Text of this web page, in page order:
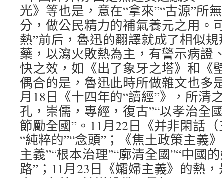
光》等也是，意在“拿來”“古源”所
分，做公民精力的補氣養元之用。
熱”前后，魯迅的翻譯就成了相似
藥，以瀉火敗熱為主，有警示病證
快之效，如《出了象牙之塔》和《
偶合的是，魯迅此時所做雜文也多
月18日《十四年的“讀經”》，所清
孔，崇儒，專經，復古”“以孝治全
節勵全國”。11月22日《并非閑話
“純粹的”“念頭”；《焦土政策主義
主義”“根本治理”“廓清全國”“中國
路”；11月23日《孀婦主義》的熱